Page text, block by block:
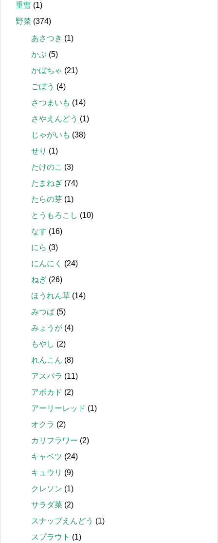
重曹 (1)
野菜 (374)
あさつき (1)
かぶ (5)
かぼちゃ (21)
ごぼう (4)
さつまいも (14)
さやえんどう (1)
じゃがいも (38)
せり (1)
たけのこ (3)
たまねぎ (74)
たらの芽 (1)
とうもろこし (10)
なす (16)
にら (3)
にんにく
(24)
ねぎ (26)
ほうれん草 (14)
みつば (5)
みょうが (4)
もやし (2)
れんこん (8)
アスパラ (11)
アボカド (2)
アーリーレッド (1)
オクラ (2)
カリフラワー (2)
キャベツ (24)
キュウリ (9)
クレソン (1)
サラダ菜 (2)
スナップえんどう (1)
スプラウト (1)